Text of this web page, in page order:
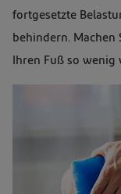
sitzt
auf
einem
fortgesetzte
behindern. Machen
Ihren Fuß so